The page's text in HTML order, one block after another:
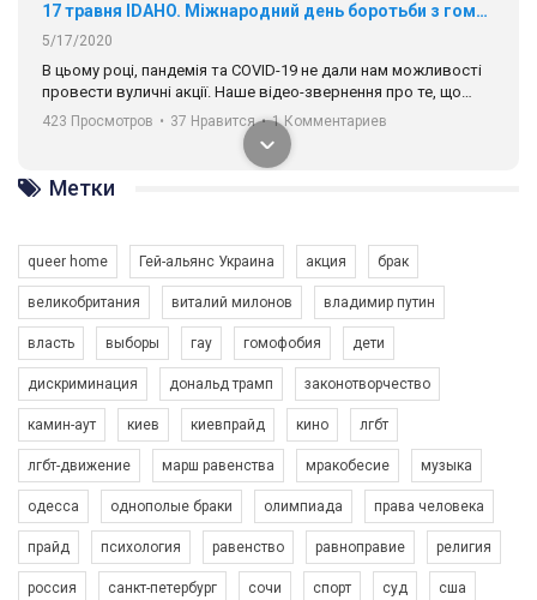
17 травня IDAHO. Міжнародний день боротьби з гомофобією трансфобією і біфобія.
5/17/2020
В цьому році, пандемія та COVІD-19 не дали нам можливості
провести вуличні акції. Наше відео-звернення про те, що
навіть коли ми у різних містах та не можемо зустрінеться, ми
разом. Ми закликаємо всіх хто поділяє цінності рівності та
солідарності, приєднатися до нас. Регіональні підрозділи
ГАУ є в 16 областях України.
Разом наш голос лунає гучніше!
423 Просмотров • 37 Нравится • 1 Комментариев
Зупинимо насильство проти ЛГБТ в Україні! Stop violence against LGBT in Ukraine!
6/30/2017
Емоційний та вражаючий промо-ролік на конкурс PACT, який
представляє програму "Гей-альянс Україна" з протидії
насильству проти ЛГБТ в Україні.
1.9K Просмотров • 226 Нравится • 5 Комментариев
Метки
queer home Гей-альянс Украина акция брак
великобритания виталий милонов владимир путин
власть выборы гау гомофобия дети
дискриминация дональд трамп законотворчество
камин-аут киев киевпрайд кино лгбт
лгбт-движение марш равенства мракобесие музыка
одесса однополые браки олимпиада права человека
прайд психология равенство равноправие религия
россия санкт-петербург сочи спорт суд сша